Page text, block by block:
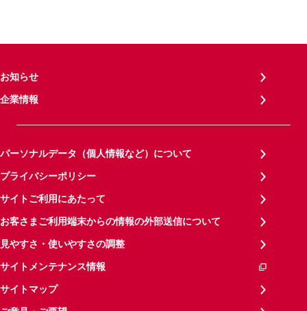
お知らせ
企業情報
パーソナルデータ（個人情報など）について
プライバシーポリシー
サイトご利用にあたって
お客さまご利用端末からの情報の外部送信について
見やすさ・使いやすさの調整
サイトメンテナンス情報
サイトマップ